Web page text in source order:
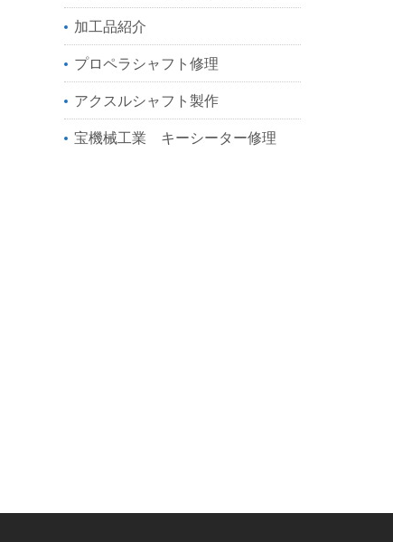
加工品紹介
プロペラシャフト修理
アクスルシャフト製作
宝機械工業 キーシーター修理